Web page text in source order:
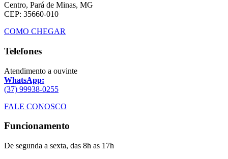
Centro, Pará de Minas, MG
CEP: 35660-010
COMO CHEGAR
Telefones
Atendimento a ouvinte
WhatsApp:
(37) 99938-0255
FALE CONOSCO
Funcionamento
De segunda a sexta, das 8h as 17h